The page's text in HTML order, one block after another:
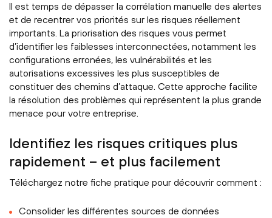
Il est temps de dépasser la corrélation manuelle des alertes
et de recentrer vos priorités sur les risques réellement
importants. La priorisation des risques vous permet
d’identifier les faiblesses interconnectées, notamment les
configurations erronées, les vulnérabilités et les
autorisations excessives les plus susceptibles de
constituer des chemins d’attaque. Cette approche facilite
la résolution des problèmes qui représentent la plus grande
menace pour votre entreprise.
Identifiez les risques critiques plus
rapidement – et plus facilement
Téléchargez notre fiche pratique pour découvrir comment :
Consolider les différentes sources de données